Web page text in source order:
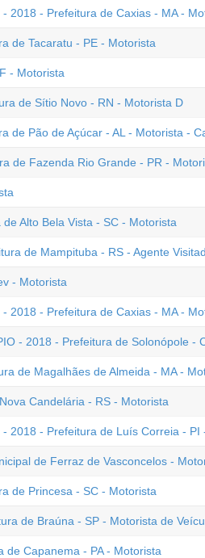
2018 - Prefeitura de Caxias - MA -
de Tacaratu - PE - Motorista
- Motorista
de Sítio Novo - RN - Motorista D
de Pão de Açúcar - AL - Motorista -
de Fazenda Rio Grande - PR -
Alto Bela Vista - SC - Motorista
de Mampituba - RS - Agente
- Motorista
2018 - Prefeitura de Caxias - MA -
- 2018 - Prefeitura de Solonópole -
de Magalhães de Almeida - MA -
Candelária - RS - Motorista
2018 - Prefeitura de Luís Correia -
de Ferraz de Vasconcelos -
de Princesa - SC - Motorista
de Braúna - SP - Motorista de
de Capanema - PA - Motorista